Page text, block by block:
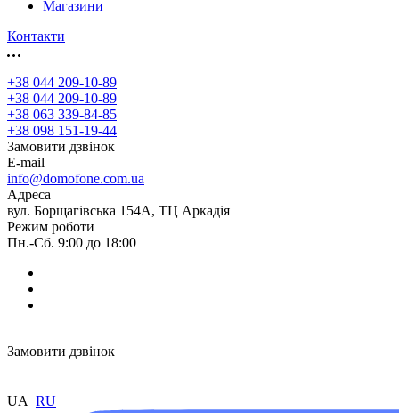
Магазини
Контакти
+38 044 209-10-89
+38 044 209-10-89
+38 063 339-84-85
+38 098 151-19-44
Замовити дзвінок
E-mail
info@domofone.com.ua
Адреса
вул. Борщагівська 154А, ТЦ Аркадія
Режим роботи
Пн.-Сб. 9:00 до 18:00
Замовити дзвінок
UA RU